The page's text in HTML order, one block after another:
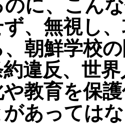
に、こん
、無視し
朝鮮学校
違反、世
教育を保
あっては